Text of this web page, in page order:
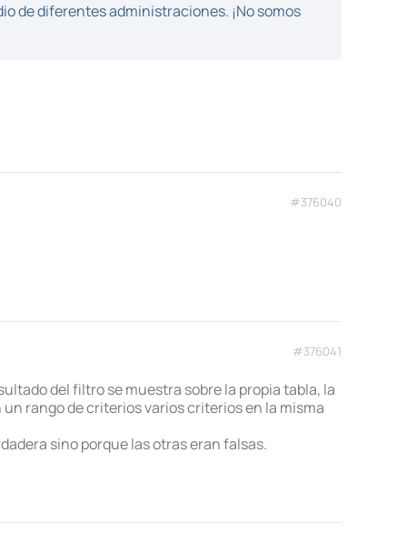
de diferentes administraciones. ¡No somos
#376040
#376041
del filtro se muestra sobre la propia tabla, la
rango de criterios varios criterios en la misma
sino porque las otras eran falsas.